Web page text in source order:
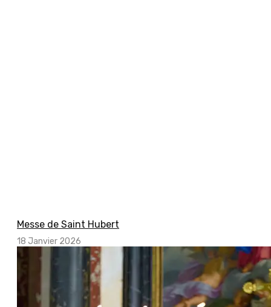
Messe de Saint Hubert
18 Janvier 2026